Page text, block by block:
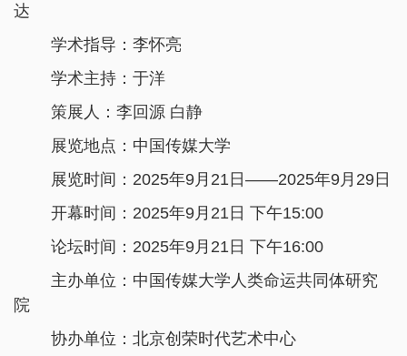
达
学术指导：李怀亮
学术主持：于洋
策展人：李回源 白静
展览地点：中国传媒大学
展览时间：2025年9月21日——2025年9月29日
开幕时间：2025年9月21日 下午15:00
论坛时间：2025年9月21日 下午16:00
主办单位：中国传媒大学人类命运共同体研究
院
协办单位：北京创荣时代艺术中心